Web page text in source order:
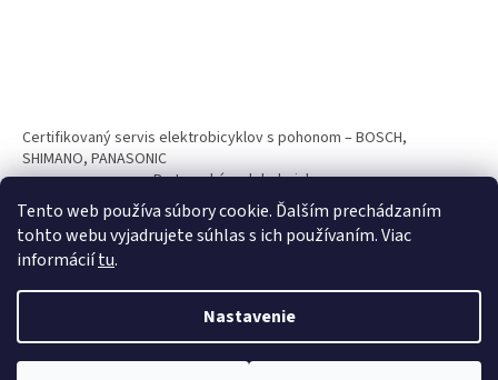
Tento web používa súbory cookie. Ďalším prechádzaním
tohto webu vyjadrujete súhlas s ich používaním. Viac
informáciítu.
Nastavenie
Certifikovaný servis elektrobicyklov s pohonom – BOSCH,
SHIMANO, PANASONIC
Partnerský web hokejshop.eu
Vytvoril Shoptet